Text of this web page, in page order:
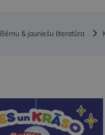
Bērnu & jauniešu literatūra